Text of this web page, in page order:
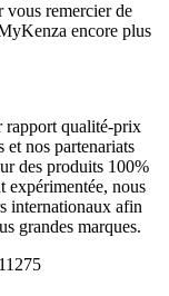
vous remercier de
encore plus
rapport qualité-prix
et nos partenariats
des produits 100%
expérimentée, nous
internationaux afin
grandes marques.